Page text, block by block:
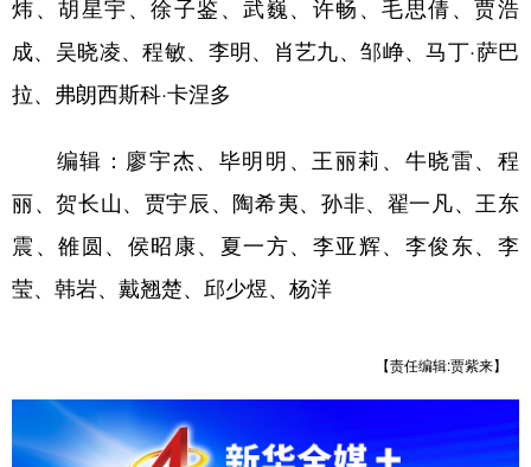
炜、胡星宇、徐子鉴、武巍、许畅、毛思倩、贾浩
成、吴晓凌、程敏、李明、肖艺九、邹峥、马丁·萨巴
拉、弗朗西斯科·卡涅多
编辑：廖宇杰、毕明明、王丽莉、牛晓雷、程
丽、贺长山、贾宇辰、陶希夷、孙非、翟一凡、王东
震、雒圆、侯昭康、夏一方、李亚辉、李俊东、李
莹、韩岩、戴翘楚、邱少煜、杨洋
【责任编辑:贾紫来】